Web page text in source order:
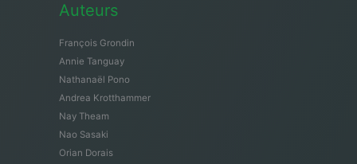
Auteurs
François Grondin
Annie Tanguay
Nathanaël Pono
Andrea Krotthammer
Nay Theam
Nao Sasaki
Orian Dorais